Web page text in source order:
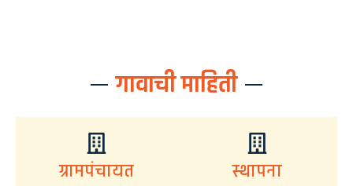
गावाची माहिती
ग्रामपंचायत स्थापना